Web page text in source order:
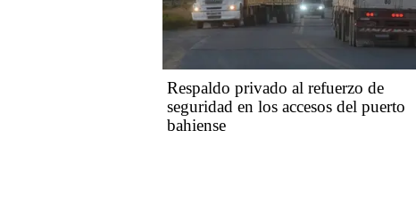
Respaldo privado al refuerzo de
seguridad en los accesos del puerto
bahiense